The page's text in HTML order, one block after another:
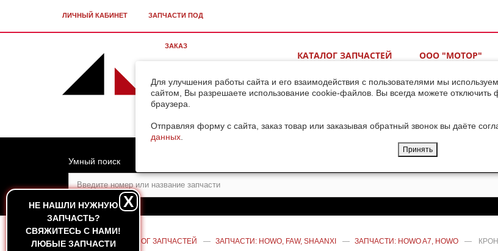
Для улучшения работы сайта и его взаимодействия с пользователями мы
сайтом, Вы разрешаете использование cookie-файлов. Вы всегда можете отключить
браузера.
Отправляя форму с сайта, заказ товар или заказывая обратный звонок вы даёте
данных
Принять
ЛИЧНЫЙ КАБИНЕТ ЗАПЧАСТИ ПОД
ЗАКАЗ
КАТАЛОГ ЗАПЧАСТЕЙ ООО "МОТОР"
ВИДЕОГАЛЕРЕЯ КОНТАКТЫ
НЕ НАШЛИ НУЖНУЮ
ЗАПЧАСТЬ?
CВЯЖИТЕСЬ С НАМИ!
ЛЮБЫЕ ЗАПЧАСТИ
X
Умный поиск
ГЛАВНАЯ — КАТАЛОГ ЗАПЧАСТЕЙ — ЗАПЧАСТИ: HOWO, FAW, SHAANXI — ЗАПЧАСТИ: HOWO A7, HOWO —